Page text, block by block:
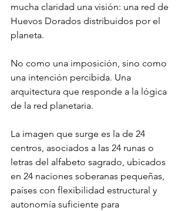
mucha claridad una visión: una red de
Huevos Dorados distribuidos por el
planeta.
No como una imposición, sino como
una intención percibida. Una
arquitectura que responde a la lógica
de la red planetaria.
La imagen que surge es la de 24
centros, asociados a las 24 runas o
letras del alfabeto sagrado, ubicados
en 24 naciones soberanas pequeñas,
países con flexibilidad estructural y
autonomía suficiente para